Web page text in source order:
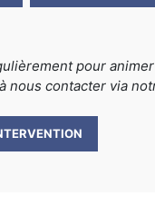
pour
contacter via